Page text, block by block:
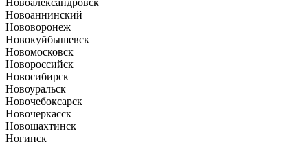
Новоалександровск
Новоаннинский
Нововоронеж
Новокуйбышевск
Новомосковск
Новороссийск
Новосибирск
Новоуральск
Новочебоксарск
Новочеркасск
Новошахтинск
Ногинск